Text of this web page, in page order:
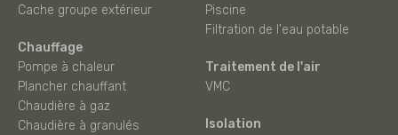
Cache groupe extérieur
Chauffage
Pompe à chaleur
Plancher chauffant
Chaudière à gaz
Chaudière à granulés
Piscine
Filtration de l'eau potable
Traitement de l'air
VMC
Isolation